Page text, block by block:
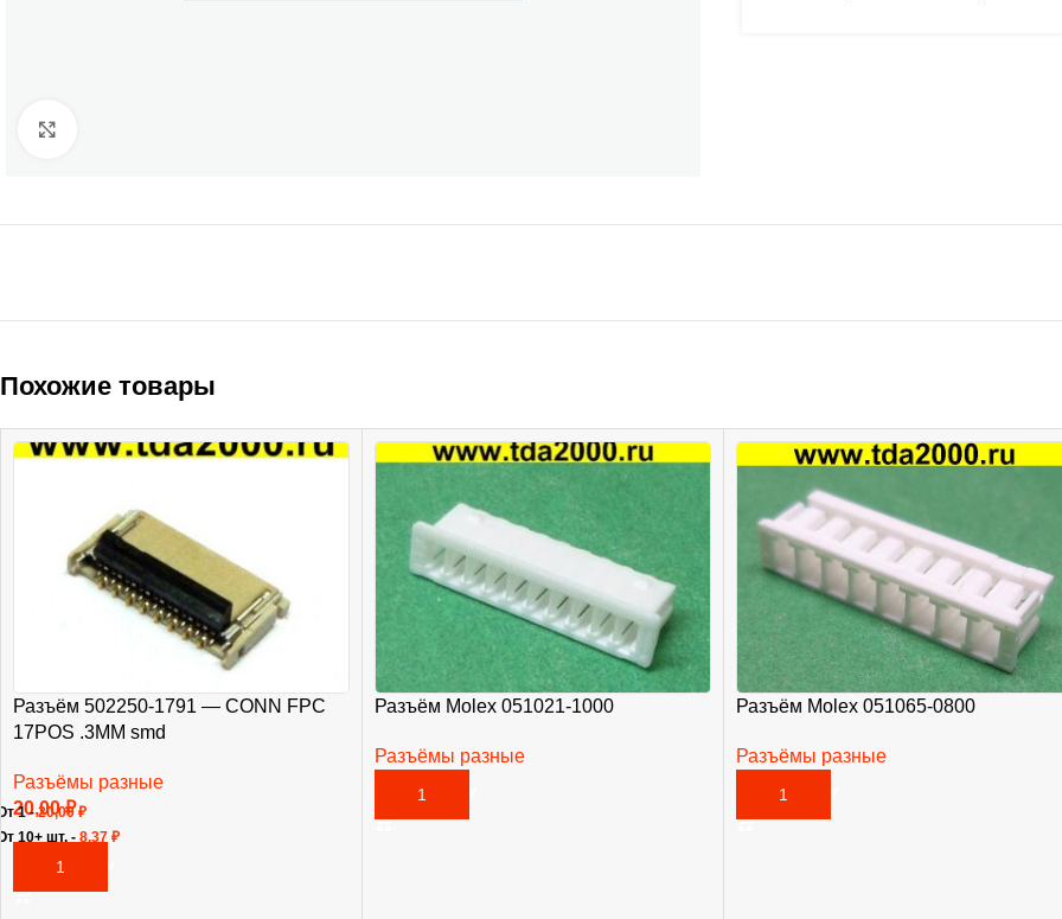
Похожие товары
Разъём 502250-1791 — CONN FPC
17POS .3MM smd
Разъёмы разные
20,00₽
В КОРЗИНУ
1 -20,00₽
10+ шт. - 8,37 ₽
Разъём Molex 051021-1000
Разъёмы разные
В КОРЗИНУ
Разъём Molex 051065-0800
Разъёмы разные
В КОРЗИНУ